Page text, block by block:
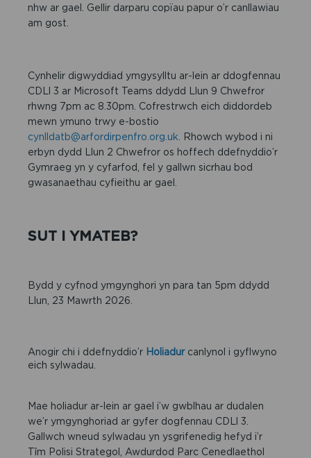
nhw ar gael. Gellir darparu copïau papur o’r canllawiau
am gost.
Cynhelir digwyddiad ymgysylltu ar-lein ar ddogfennau
CDLl 3 ar Microsoft Teams ddydd Llun 9 Chwefror
rhwng 7pm ac 8.30pm. Cofrestrwch eich diddordeb
mewn ymuno trwy e-bostio
cynlldatb@arfordirpenfro.org.uk . Rhowch wybod i ni
erbyn dydd Llun 2 Chwefror os hoffech ddefnyddio’r
Gymraeg yn y cyfarfod, fel y gallwn sicrhau bod
gwasanaethau cyfieithu ar gael.
SUT I YMATEB?
Bydd y cyfnod ymgynghori yn para tan 5pm ddydd
Llun, 23 Mawrth 2026.
Anogir chi i ddefnyddio’r Holiadurcanlynol i gyflwyno
eich sylwadau.
Mae holiadur ar-lein ar gael i’w gwblhau ar dudalen
we’r ymgynghoriad ar gyfer dogfennau CDLl 3.
Gallwch wneud sylwadau yn ysgrifenedig hefyd i’r
Tîm Polisi Strategol, Awdurdod Parc Cenedlaethol